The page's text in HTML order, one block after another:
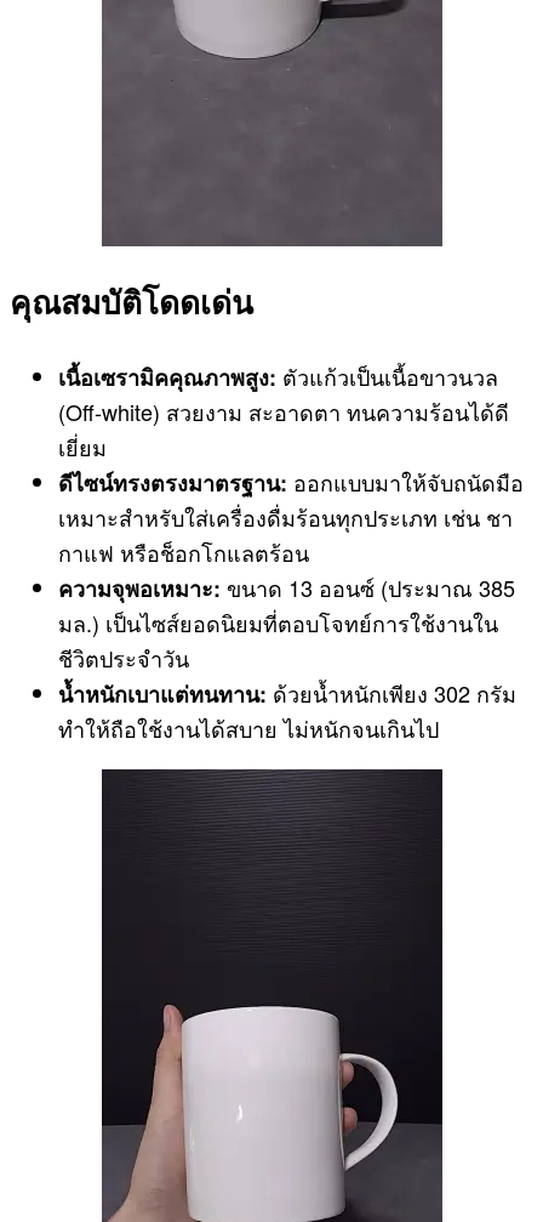
คุณสมบัติโดดเด่น
เนื้อเซรามิคคุณภาพสูง: ตัวแก้วเป็นเนื้อขาวนวล
(Off-white) สวยงาม สะอาดตา ทนความร้อนได้ดี
เยี่ยม
ดีไซน์ทรงตรงมาตรฐาน: ออกแบบมาให้จับถนัดมือ
เหมาะสำหรับใส่เครื่องดื่มร้อนทุกประเภท เช่น ชา
กาแฟ หรือช็อกโกแลตร้อน
ความจุพอเหมาะ: ขนาด 13 ออนซ์ (ประมาณ 385
มล.) เป็นไซส์ยอดนิยมที่ตอบโจทย์การใช้งานใน
ชีวิตประจำวัน
น้ำหนักเบาแต่ทนทาน: ด้วยน้ำหนักเพียง 302 กรัม
ทำให้ถือใช้งานได้สบาย ไม่หนักจนเกินไป